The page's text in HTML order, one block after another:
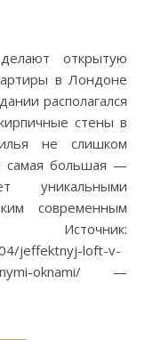
в Лондоне
располагался
стены в
не слишком
самая большая —
уникальными
современным
jeffektnyj-loft-v-
oknami/ —